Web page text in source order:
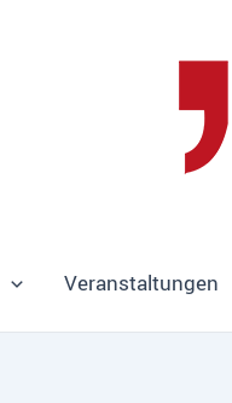
Veranstaltungen